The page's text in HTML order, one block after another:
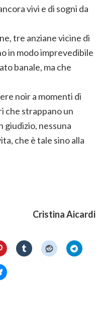
vivi e di sogni da
tre anziane vicine di
in modo imprevedibile
banale, ma che
noir a momenti di
che strappano un
giudizio, nessuna
che è tale sino alla
Cristina Aicardi